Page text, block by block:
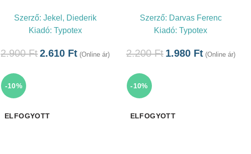
Szerző: Jekel, Diederik
Kiadó: Typotex
2.900Ft2.610 Ft (Online ár)
Szerző: Darvas Ferenc
Kiadó:Typotex
2.200Ft 1.980 Ft (Online ár)
-10%
ELFOGYOTT
-10%
ELFOGYOTT